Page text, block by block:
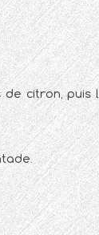
citron, puis